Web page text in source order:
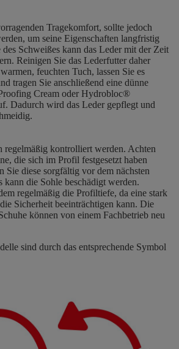
Tragekomfort, sollte jedoch
um seine Eigenschaften langfristig
Schweißes kann das Leder mit der Zeit
Reinigen Sie das Lederfutter daher
feuchten Tuch, lassen Sie es
tragen Sie anschließend eine dünne
Cream oder Hydrobloc®
Dadurch wird das Leder gepflegt und
regelmäßig kontrolliert werden. Achten
die sich im Profil festgesetzt haben
Sie diese sorgfältig vor dem nächsten
kann die Sohle beschädigt werden.
regelmäßig die Profiltiefe, da eine stark
Sicherheit beeinträchtigen kann. Die
können von einem Fachbetrieb neu
sind durch das entsprechende Symbol